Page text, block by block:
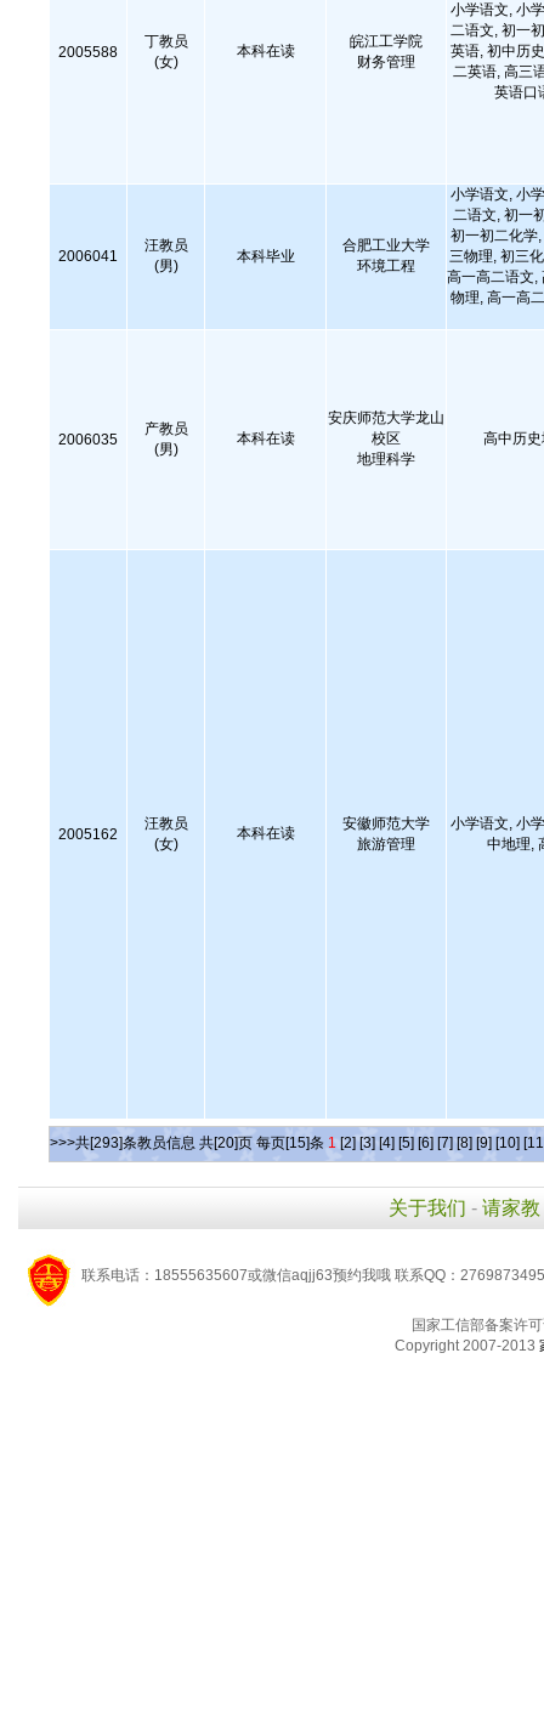
2005588
丁教员
(女)
本科在读
皖江工学院
财务管理
小学语文, 小
二语文, 初一
英语, 初中历
二英语, 高三
英语口
2006041
汪教员
(男)
本科毕业
合肥工业大学
环境工程
小学语文, 小
二语文, 初一
初一初二化学
三物理, 初三
高一高二语文,
物理, 高一高
2006035
产教员
(男)
本科在读
安庆师范大学龙山
校区
地理科学
高中历
2005162
汪教员
(女)
本科在读
安徽师范大学
旅游管理
小学语文, 小
中地理,
>>>共[293]条教员信息 共[20]页 每页[15]条 1 [2] [3] [4] [5] [6] [7] [8] [9] [10]
关于我们 - 请家教
联系电话：18555635607或微信aqjj63预约我哦 联系QQ：
国家工信部备案许
Copyright 2007-2013